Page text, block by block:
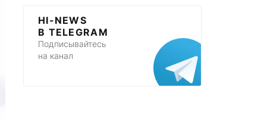
HI-NEWS
В TELEGRAM
Подписывайтесь
на канал